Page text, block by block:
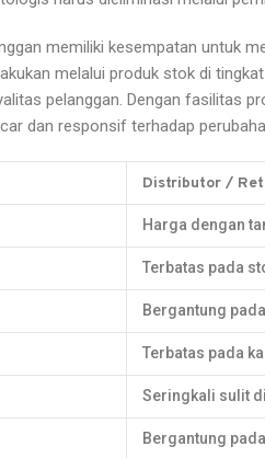
memiliki kesempatan untuk
melalui produk stok di
pelanggan. Dengan fasilitas
dan responsif terhadap
Distributor /
Harga dengan
Terbatas pada
Bergantung
Terbatas pada
Seringkali sulit
Bergantung